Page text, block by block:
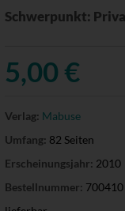
Schwerpunkt:
5,00 €
Verlag: Mabuse
Umfang: 82 Seiten
Erscheinungsjahr: 2010
Bestellnummer: 700410